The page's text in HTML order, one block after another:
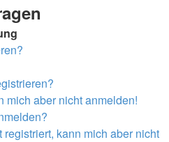
mich aber nicht anmelden!
kann mich aber nicht